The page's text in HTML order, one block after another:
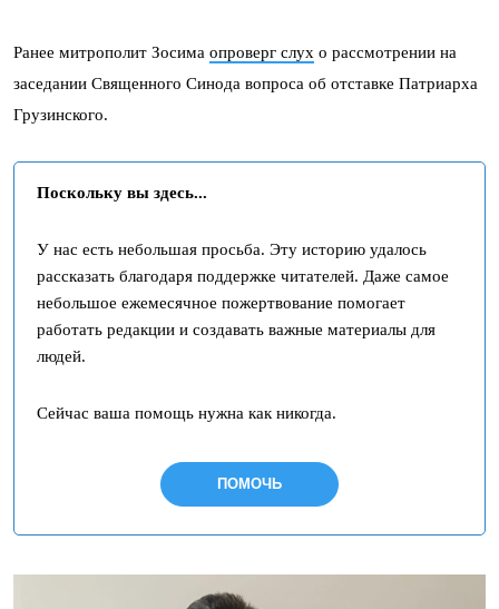
Ранее митрополит Зосима опроверг слух о рассмотрении на
заседании Священного Синода вопроса об отставке Патриарха
Грузинского.
Поскольку вы здесь...
У нас есть небольшая просьба. Эту историю удалось
рассказать благодаря поддержке читателей. Даже самое
небольшое ежемесячное пожертвование помогает
работать редакции и создавать важные материалы для
людей.
Сейчас ваша помощь нужна как никогда.
ПОМОЧЬ